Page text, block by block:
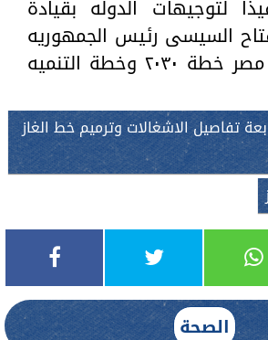
لتوجيهات الدوله بقيادة
السيسى رئيس الجمهوريه
وتحقيقا لرؤية مصر خطة ٢٠٣٠ وخطة التنميه
تفاصيل الاشغالات وترميم خط الغاز
الصحة